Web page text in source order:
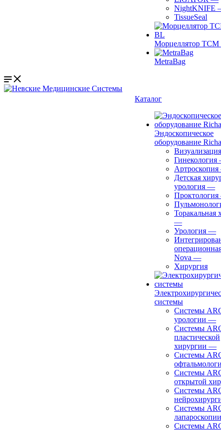
NightKNIFE
TissueSeal
Морцеллятор ТСМ
MetraBag
Каталог
Эндоскопическое
оборудование
Визуализация
Гинекология
Артроскопия
Детская
урология —
Проктология
Торакальная
—
Урология —
Nova —
Хирургия
системы
Системы
урологии —
Системы
пластической
хирургии —
Системы
Системы
открытой
Системы
Системы
лапароскопии
Системы